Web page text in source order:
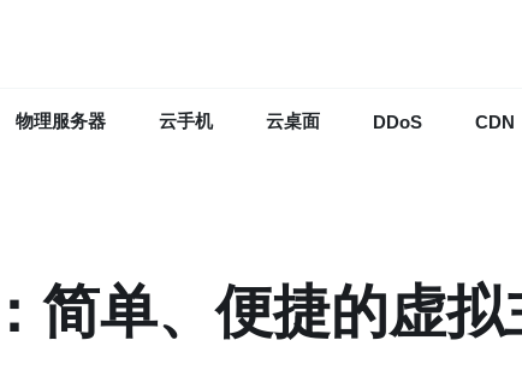
物理服务器 云手机 云桌面 DDoS CDN
简单、便捷的虚